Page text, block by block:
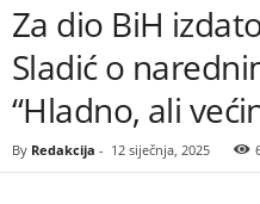
Za dio BiH
Sladić o
“Hladno, ali
By Redakcija - 12 siječnja, 2025